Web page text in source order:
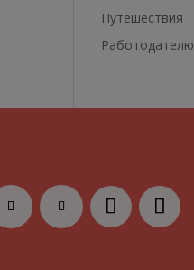
Путешествия
Работодателю